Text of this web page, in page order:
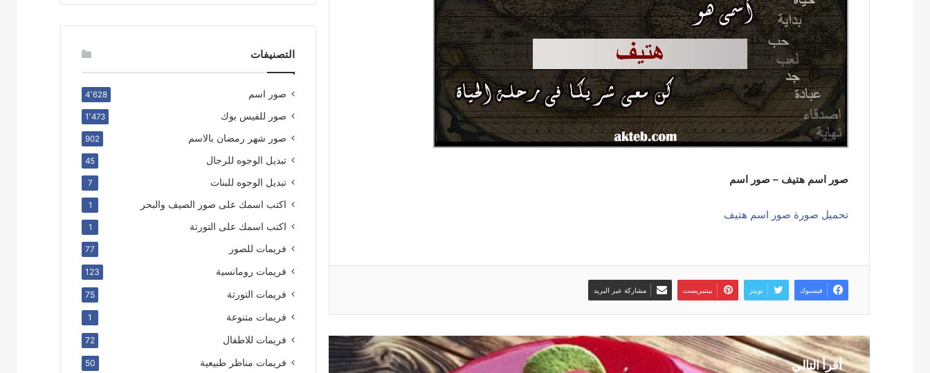
صور اسم هتيف – صور اسم
تحميل صورة صور اسم هتيف
فيسبوك تويتر بينتيريست مشاركة عبر البريد
أقرأ التالي
التصنيفات
صور اسم 4٬628
صور للفيس بوك 1٬473
صور شهر رمضان بالاسم 902
تبديل الوجوه للرجال 45
تبديل الوجوه للبنات 7
اكتب اسمك على صور الصيف والبحر 1
اكتب اسمك على التورتة 1
فريمات للصور 77
فريمات رومانسية 123
فريمات التورتة 75
فريمات متنوعة 1
فريمات للاطفال 72
فريمات مناظر طبيعية 50